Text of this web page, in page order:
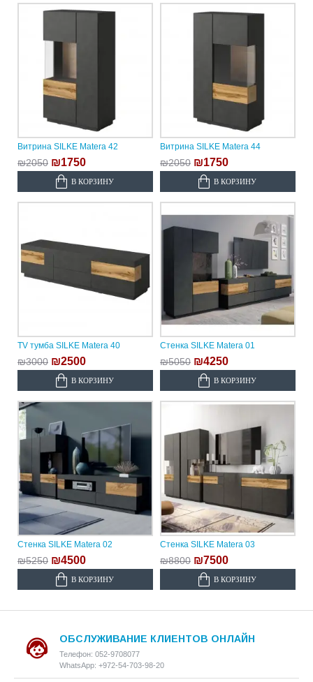
Витрина SILKE Matera 42
₪2050 ₪1750
В КОРЗИНУ
Витрина SILKE Matera 44
₪2050 ₪1750
В КОРЗИНУ
TV тумба SILKE Matera 40
₪3000 ₪2500
В КОРЗИНУ
Стенка SILKE Matera 01
₪5050 ₪4250
В КОРЗИНУ
Стенка SILKE Matera 02
₪5250 ₪4500
В КОРЗИНУ
Стенка SILKE Matera 03
₪8800 ₪7500
В КОРЗИНУ
ОБСЛУЖИВАНИЕ КЛИЕНТОВ ОНЛАЙН
Телефон: 052-9708077
WhatsApp: +972-54-703-98-20